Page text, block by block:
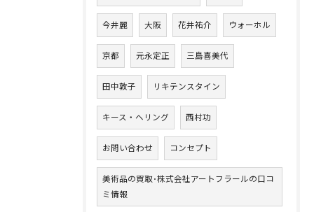
今井麗 大阪 花井祐介 ウォーホル
京都 元永定正 三島喜美代
田中敦子 リキテンスタイン
キース・ヘリング 西村功
お問い合わせ コンセプト
美術品の買取･株式会社アートフラールの口コ
ミ情報
お問い合わせはこちら